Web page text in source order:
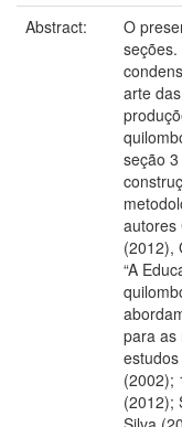
Abstract:
O
arte
seção
autores
(2012),
“A
para as
(2002);
(2012);